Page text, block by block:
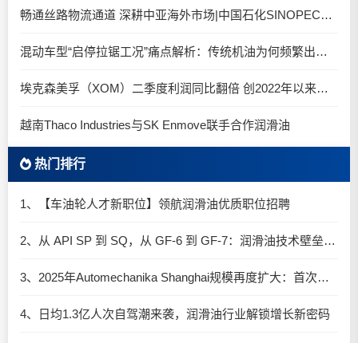
畅通丝路物流通道 深耕中亚海外市场|中国石化SINOPEC润滑油北京-阿拉木图图定班列顺利抵达
混动车型“启停拉锯工况”痛点解析：传统机油为何频繁出现油泥堆积？
埃克森美孚（XOM）二季度利润同比翻倍 创2022年以来新高
越南Thaco Industries与SK Enmove联手合作润滑油
热门排行
1、【车油轮人才新职位】领航润滑油优质职位招聘
2、从 API SP 到 SQ，从 GF-6 到 GF-7：润滑油技术壁垒再升高，你准备好了吗？
3、2025年Automechanika Shanghai规模再度扩大：首次启用国家会展中心（上海）全部15个展馆
4、日均1.3亿人次自驾潮来袭，润滑油行业解锁增长新密码​